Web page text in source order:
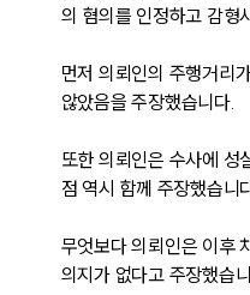
의 혐의를 인정하고 감형
먼저 의뢰인의 주행거리
않았음을 주장했습니다.
또한 의뢰인은 수사에 성
점 역시 함께 주장했습니
무엇보다 의뢰인은 이후
의지가 없다고 주장했습